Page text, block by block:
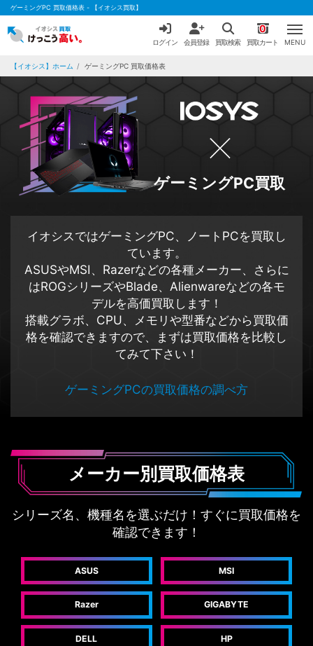
ゲーミングPC 買取価格表 - 【イオシス買取】
ログイン 会員登録 買取検索
0
買取カート MENU
【イオシス】ホーム ゲーミングPC 買取価格表
ゲーミングPC買取
イオシスではゲーミングPC、ノートPCを買取し
ています。
ASUSやMSI、Razerなどの各種メーカー、さらに
はROGシリーズやBlade、Alienwareなどの各モ
デルを高価買取します！
搭載グラボ、CPU、メモリや型番などから買取価
格を確認できますので、まずは買取価格を比較し
てみて下さい！
ゲーミングPCの買取価格の調べ方
メーカー別買取価格表
シリーズ名、機種名を選ぶだけ！すぐに買取価格を
確認できます！
ASUS MSI
Razer GIGABYTE
DELL HP